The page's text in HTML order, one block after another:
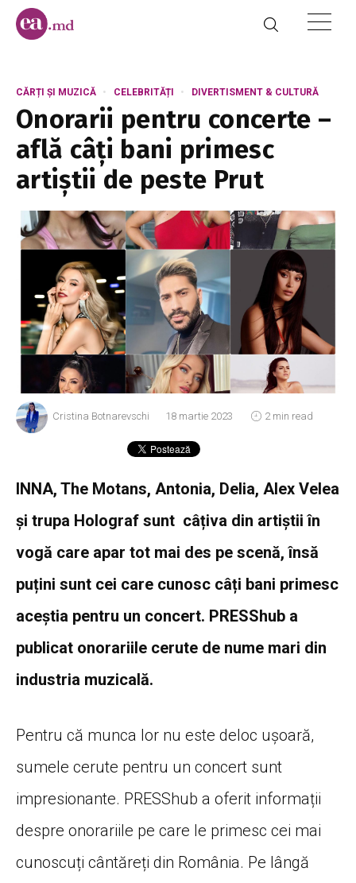
CĂRȚI ȘI MUZICĂ CELEBRITĂȚI DIVERTISMENT & CULTURĂ
Onorarii pentru concerte –
află câți bani primesc
artiștii de peste Prut
Cristina Botnarevschi 18 martie 2023 2 min read
INNA, The Motans, Antonia, Delia, Alex Velea
și trupa Holograf sunt câțiva din artiștii în
vogă care apar tot mai des pe scenă, însă
puțini sunt cei care cunosc câți bani primesc
aceștia pentru un concert. PRESShub a
publicat onorariile cerute de nume mari din
industria muzicală.
Pentru că munca lor nu este deloc ușoară,
sumele cerute pentru un concert sunt
impresionante. PRESShub a oferit informații
despre onorariile pe care le primesc cei mai
cunoscuți cântăreți din România. Pe lângă